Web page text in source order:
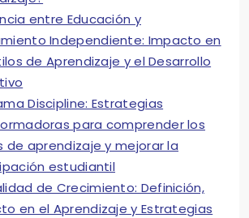
entre Educación y
Independiente: Impacto en
de Aprendizaje y el Desarrollo
Discipline: Estrategias
para comprender los
de aprendizaje y mejorar la
estudiantil
de Crecimiento: Definición,
en el Aprendizaje y Estrategias